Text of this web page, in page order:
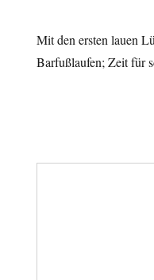
Mit den ersten lauen
Barfußlaufen; Zeit für